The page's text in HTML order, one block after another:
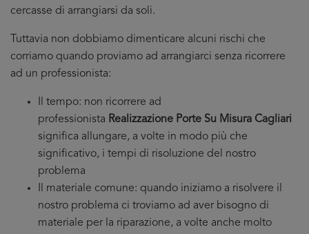
cercasse di arrangiarsi da soli.
Tuttavia non dobbiamo dimenticare alcuni rischi che
corriamo quando proviamo ad arrangiarci senza ricorrere
ad un professionista:
Il tempo: non ricorrere ad
professionista Realizzazione Porte Su Misura Cagliari
significa allungare, a volte in modo più che
significativo, i tempi di risoluzione del nostro
problema
Il materiale comune: quando iniziamo a risolvere il
nostro problema ci troviamo ad aver bisogno di
materiale per la riparazione, a volte anche molto